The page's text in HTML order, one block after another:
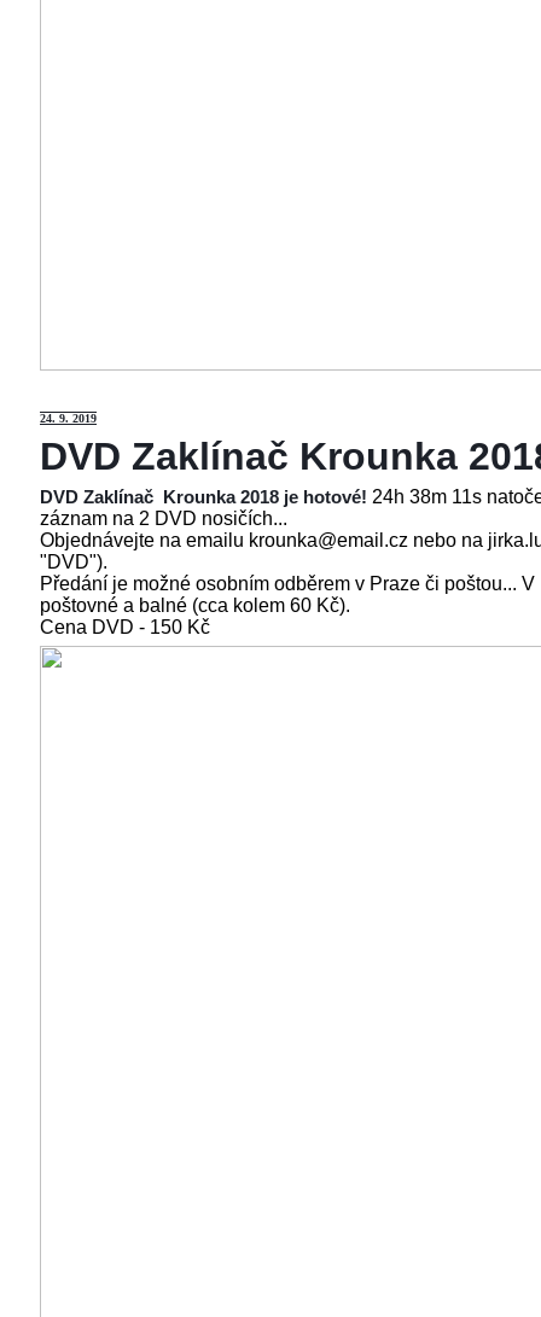
24. 9. 2019
DVD Zaklínač Krounka
DVD Zaklínač Krounka 2018 je hotové! 24h 38m 11s
záznam na 2 DVD nosičích...
Objednávejte na emailu krounka@email.cz nebo na
"DVD").
Předání je možné osobním odběrem v Praze či poštou...
poštovné a balné (cca kolem 60 Kč).
Cena DVD - 150 Kč